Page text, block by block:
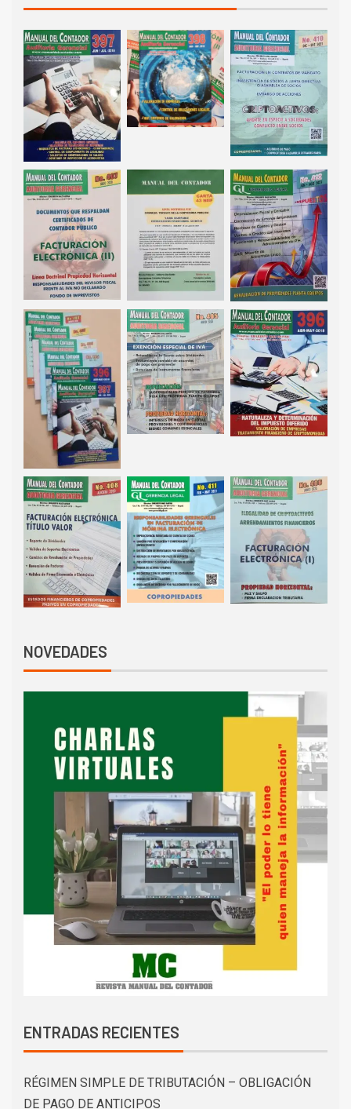
NOVEDADES
ENTRADAS RECIENTES
RÉGIMEN SIMPLE DE TRIBUTACIÓN – OBLIGACIÓN
DE PAGO DE ANTICIPOS